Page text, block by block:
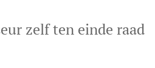
zelf ten einde raad